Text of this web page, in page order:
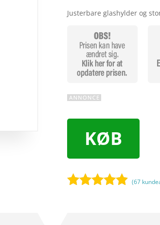
Justerbare glashylder og
KØB
(67